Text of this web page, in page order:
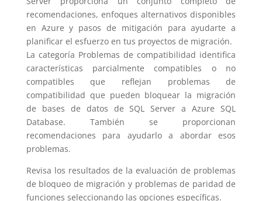
recomendaciones, enfoques alternativos disponibles
en Azure y pasos de mitigación para ayudarte a
planificar el esfuerzo en tus proyectos de migración.
La categoría Problemas de compatibilidad identifica
características parcialmente compatibles o no
compatibles que reflejan problemas de
compatibilidad que pueden bloquear la migración
de bases de datos de SQL Server a Azure SQL
Database. También se proporcionan
recomendaciones para ayudarlo a abordar esos
problemas.
Revisa los resultados de la evaluación de problemas
de bloqueo de migración y problemas de paridad de
funciones seleccionando las opciones específicas.